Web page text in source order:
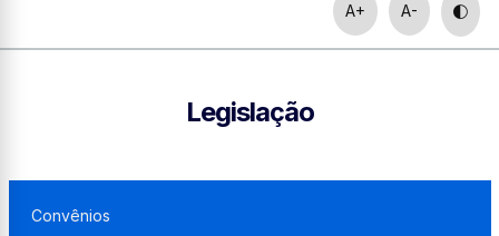
A+ A-
Legislação
Convênios